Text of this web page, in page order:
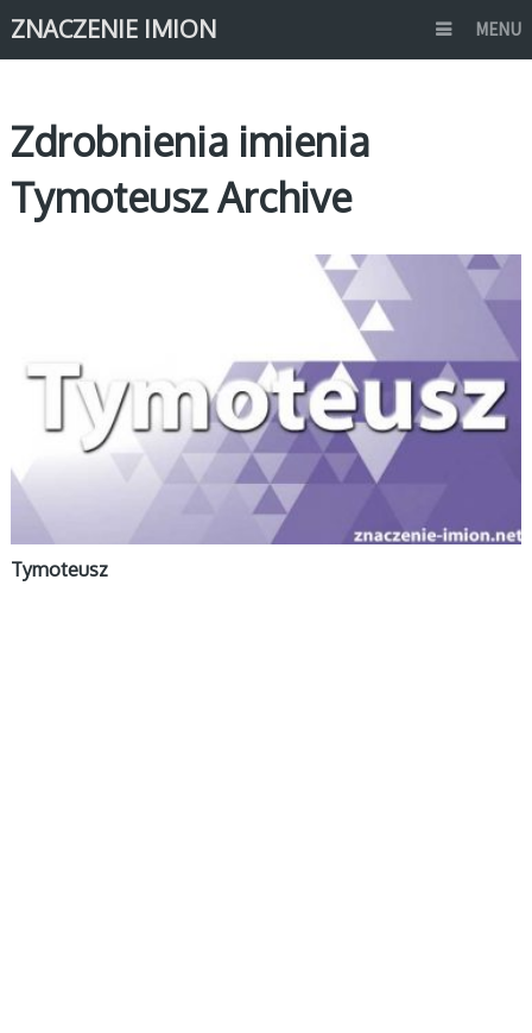
ZNACZENIE IMION MENU
Zdrobnienia imienia
Tymoteusz Archive
Tymoteusz